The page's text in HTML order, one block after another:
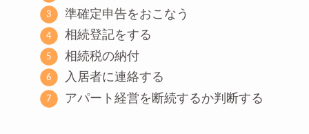
準確定申告をおこなう
相続登記をする
相続税の納付
入居者に連絡する
アパート経営を断続するか判断する